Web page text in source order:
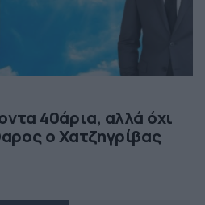
40άρια, αλλά όχι
ο Χατζηγρίβας